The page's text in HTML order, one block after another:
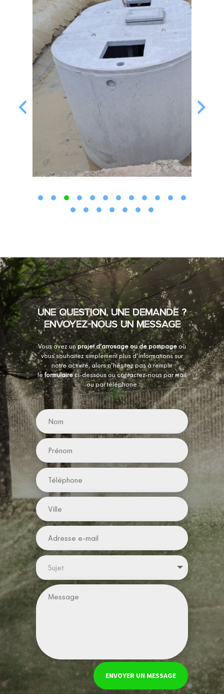
UNE QUESTION, UNE DEMANDE ?
ENVOYEZ-NOUS UN MESSAGE
Vous avez unprojet d’arrosage ou de pompage où
vous souhaitez simplement plus d’informations sur
notre activité, alors n’hésitez pas à remplir
le formulaireci-dessous ou contactez-nous parmail
ou partéléphone.
ENVOYER UN MESSAGE